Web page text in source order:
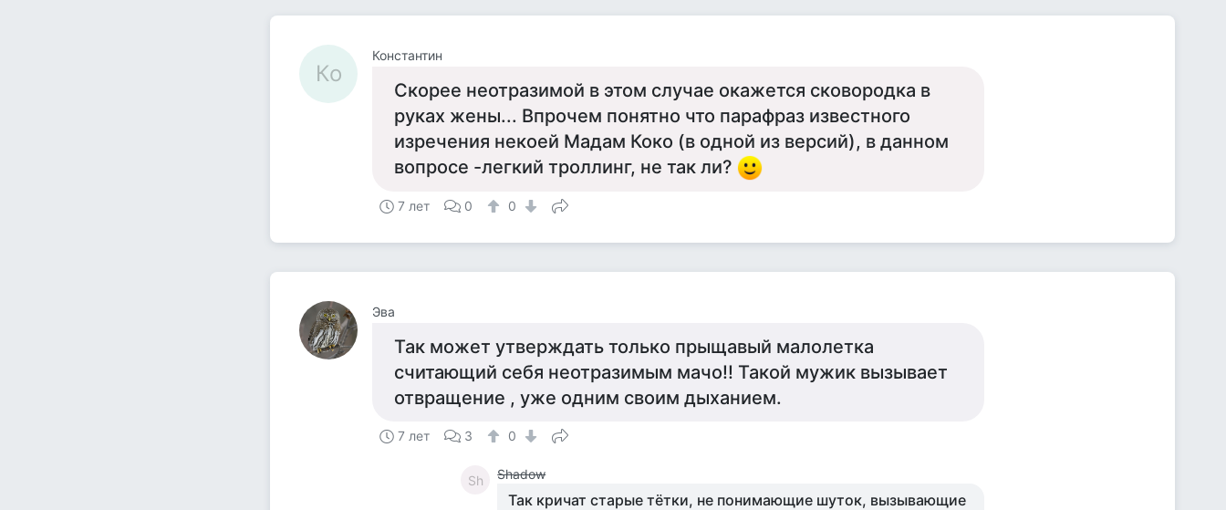
Ко
Константин
Скорее неотразимой в этом случае окажется сковородка в
руках жены... Впрочем понятно что парафраз известного
изречения некоей Мадам Коко (в одной из версий), в данном
вопросе -легкий троллинг, не так ли?
7 лет 0 0
Эва
Так может утверждать только прыщавый малолетка
считающий себя неотразимым мачо!! Такой мужик вызывает
отвращение , уже одним своим дыханием.
7 лет 3 0
Sh Shadow
Так кричат старые тётки, не понимающие шуток, вызывающие